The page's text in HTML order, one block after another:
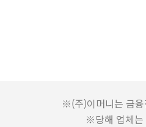
※(주)이머니는 금융
※당해 업체는